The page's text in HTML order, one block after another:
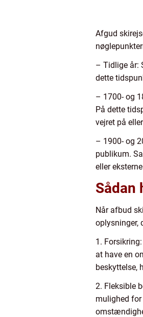
Afgud
– Tidlige år:
dette
– 1700- og
På dette
vejret på
– 1900- og
publikum.
eller
Sådan
Når afbud
oplysninger,
1.
at have en
beskyttelse,
2. Fleksible
mulighed